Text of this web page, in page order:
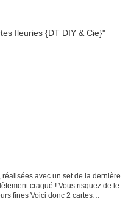
avec un set de la dernière
craqué ! Vous risquez de le
fines Voici donc 2 cartes